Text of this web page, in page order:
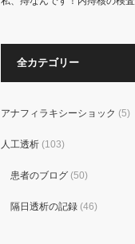
全カテゴリー
アナフィラキシーショック (5)
人工透析(103)
患者のブログ(50)
隔日透析の記録(46)